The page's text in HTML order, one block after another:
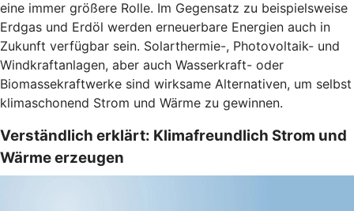
eine immer größere Rolle. Im Gegensatz zu beispielsweise
Erdgas und Erdöl werden erneuerbare Energien auch in
Zukunft verfügbar sein. Solarthermie-, Photovoltaik- und
Windkraftanlagen, aber auch Wasserkraft- oder
Biomassekraftwerke sind wirksame Alternativen, um selbst
klimaschonend Strom und Wärme zu gewinnen.
Verständlich erklärt: Klimafreundlich Strom und
Wärme erzeugen